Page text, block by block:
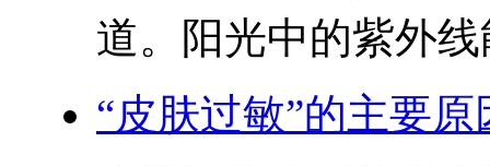
道。阳光中的紫外
“皮肤过敏”的主要原